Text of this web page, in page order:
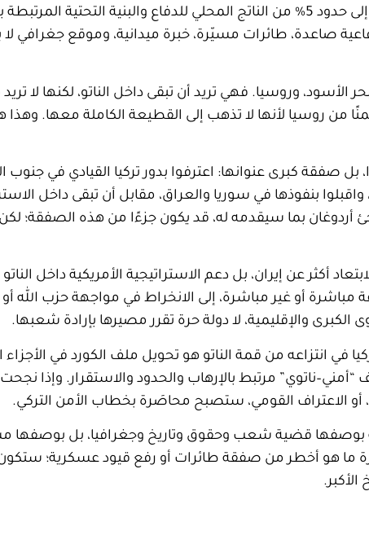
إنفاقها الدفاعي، والناتو يناقش مستويات غير مسبوقة من الإنفاق، قد تصل إلى حدود 5% من الناتج المحلي للدفاع والبنية التحتية
صاعدة، طائرات مسيّرة، خبرة ميدانية، وموقع جغرافي لا
وروسيا. فهي تريد أن تبقى داخل الناتو، لكنها لا
من روسيا لأنها لا تذهب إلى القطيعة الكاملة معها. وهذا
كبرى عنوانها: اعترفوا بدور تركيا القيادي في جنوب
بنفوذها في سوريا والعراق، مقابل أن تبقى داخل
أردوغان بما سيقدمه له، قد يكون جزءًا من هذه الصفقة؛
أكثر عن إيران، بل دعم الاستراتيجية الأمريكية داخل
مباشرة أو غير مباشرة، إلى الانخراط في مواجهة حزب الله
والإقليمية، لا دولة حرة تقرر مصيرها بإرادة شعبها.
في انتزاعه من قمة الناتو هو تحويل ملف الكورد في الأجزاء
مرتبط بالإرهاب والحدود والاستقرار. وإذا
أو الاعتراف القومي، ستصبح محاصَرة بخطاب الأمن التركي.
بوصفها قضية شعب وحقوق وتاريخ وجغرافيا، بل بوصفها
ما هو أخطر من صفقة طائرات أو رفع قيود عسكرية؛